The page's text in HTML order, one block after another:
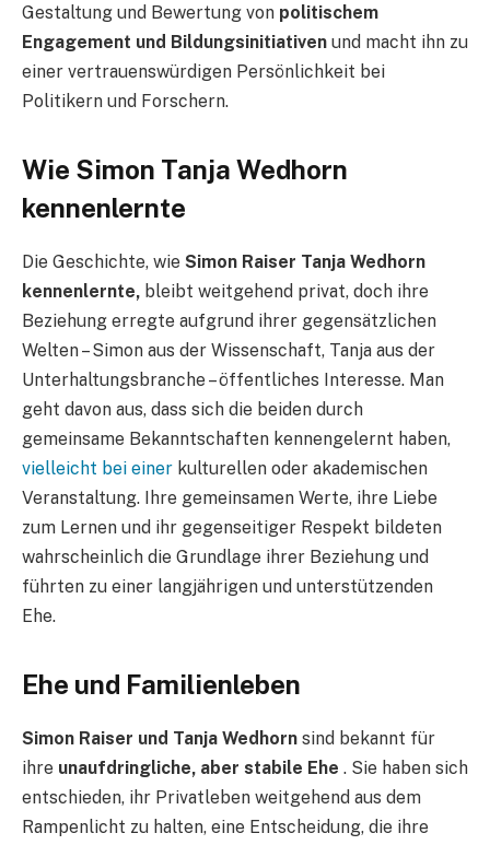
Gestaltung und Bewertung von politischem
Engagement und Bildungsinitiativen und macht ihn zu
einer vertrauenswürdigen Persönlichkeit bei
Politikern und Forschern.
Wie Simon Tanja Wedhorn
kennenlernte
Die Geschichte, wie Simon Raiser Tanja Wedhorn
kennenlernte, bleibt weitgehend privat, doch ihre
Beziehung erregte aufgrund ihrer gegensätzlichen
Welten – Simon aus der Wissenschaft, Tanja aus der
Unterhaltungsbranche – öffentliches Interesse. Man
geht davon aus, dass sich die beiden durch
gemeinsame Bekanntschaften kennengelernt haben,
vielleicht bei einer kulturellen oder akademischen
Veranstaltung. Ihre gemeinsamen Werte, ihre Liebe
zum Lernen und ihr gegenseitiger Respekt bildeten
wahrscheinlich die Grundlage ihrer Beziehung und
führten zu einer langjährigen und unterstützenden
Ehe.
Ehe und Familienleben
Simon Raiser und Tanja Wedhorn sind bekannt für
ihre unaufdringliche, aber stabile Ehe . Sie haben sich
entschieden, ihr Privatleben weitgehend aus dem
Rampenlicht zu halten, eine Entscheidung, die ihre